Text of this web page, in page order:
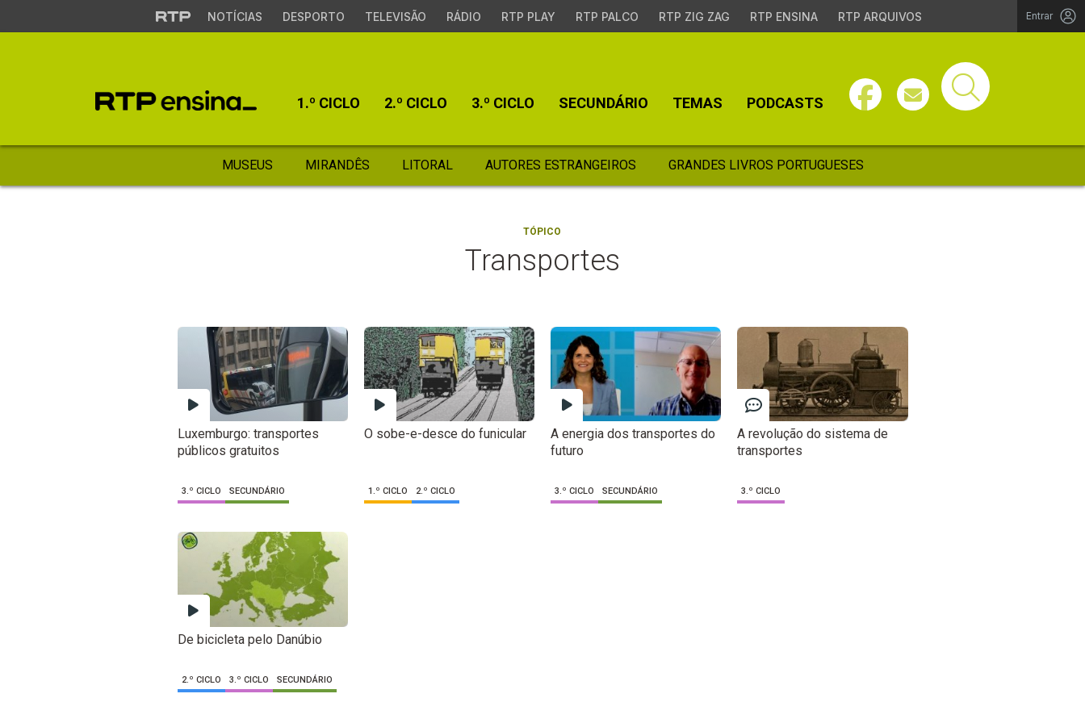
NOTÍCIAS DESPORTO TELEVISÃO RÁDIO RTP PLAY RTP PALCO RTP ZIG ZAG RTP ENSINA RTP ARQUIVOS Entrar
1.º CICLO 2.º CICLO 3.º CICLO SECUNDÁRIO TEMAS PODCASTS
MUSEUS MIRANDÊS LITORAL AUTORES ESTRANGEIROS GRANDES LIVROS PORTUGUESES
TÓPICO
Transportes
Luxemburgo: transportes
públicos gratuitos
3.º CICLO SECUNDÁRIO
O sobe-e-desce do funicular
1.º CICLO 2.º CICLO
A energia dos transportes do
futuro
3.º CICLO SECUNDÁRIO
A revolução do sistema de
transportes
3.º CICLO
De bicicleta pelo Danúbio
2.º CICLO 3.º CICLO SECUNDÁRIO